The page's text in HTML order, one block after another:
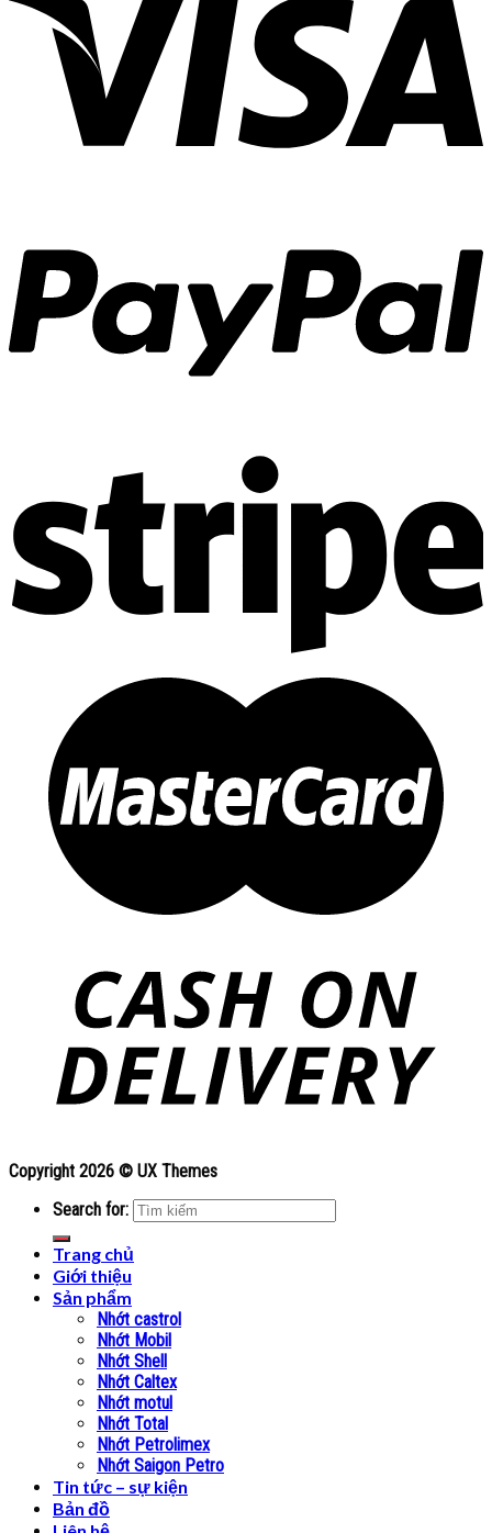
Copyright 2026 © UX Themes
Search for:
Trang chủ
Giới thiệu
Sản phẩm
Nhớt castrol
Nhớt Mobil
Nhớt Shell
Nhớt Caltex
Nhớt motul
Nhớt Total
Nhớt Petrolimex
Nhớt Saigon Petro
Tin tức – sự kiện
Bản đồ